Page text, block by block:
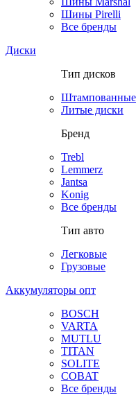
Шины Pirelli
Все бренды
Диски
Тип дисков
Штампованные
Литые диски
Бренд
Trebl
Lemmerz
Jantsa
Konig
Все бренды
Тип авто
Легковые
Грузовые
Аккумуляторы опт
BOSCH
VARTA
MUTLU
TITAN
SOLITE
COBAT
Все бренды